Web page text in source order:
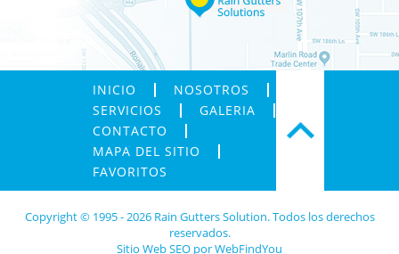
INICIO
NOSOTROS
SERVICIOS
GALERIA
CONTACTO
MAPA DEL SITIO
FAVORITOS
Copyright © 1995 - 2026 Rain Gutters Solution. Todos los derechos
reservados.
Sitio Web SEO porWebFindYou